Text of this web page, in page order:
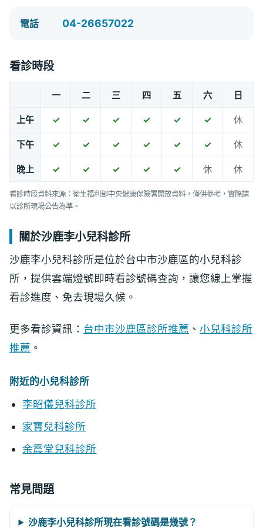
電話 04-26657022
看診時段
一 二 三 四 五 六 日
上午 ✓ ✓ ✓ ✓ ✓ ✓ 休
下午 ✓ ✓ ✓ ✓ ✓ ✓ 休
晚上 ✓ ✓ ✓ ✓ ✓ 休 休
看診時段資料來源：衛生福利部中央健康保險署開放資料，僅供參考，實際請
以診所現場公告為準。
關於沙鹿李小兒科診所
沙鹿李小兒科診所是位於台中市沙鹿區的小兒科診
所，提供雲端燈號即時看診號碼查詢，讓您線上掌握
看診進度、免去現場久候。
更多看診資訊： 台中市沙鹿區診所推薦 、 小兒科診所
推薦 。
附近的小兒科診所
李昭儀兒科診所
家寶兒科診所
余震堂兒科診所
常見問題
沙鹿李小兒科診所現在看診號碼是幾號？